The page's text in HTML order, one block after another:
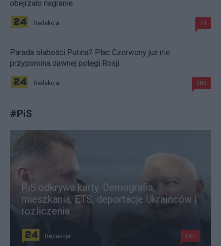
obejrzało nagranie
Redakcja 78
Parada słabości Putina? Plac Czerwony już nie
przypomina dawnej potęgi Rosji
Redakcja 206
#PiS
PiS odkrywa karty. Demografia,
mieszkania, ETS, deportacje Ukraińców i
rozliczenia
Redakcja 197